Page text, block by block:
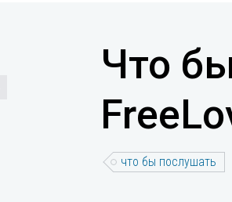
Что
что бы послушать